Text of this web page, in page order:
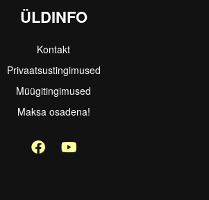
ÜLDINFO
Kontakt
Privaatsustingimused
Müügitingimused
Maksa osadena!